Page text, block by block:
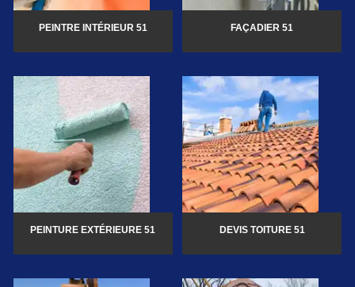
PEINTRE INTÉRIEUR 51 FAÇADIER 51
PEINTURE EXTÉRIEURE 51 DEVIS TOITURE 51